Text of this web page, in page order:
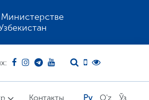
Контакты Ру O'z Ўз